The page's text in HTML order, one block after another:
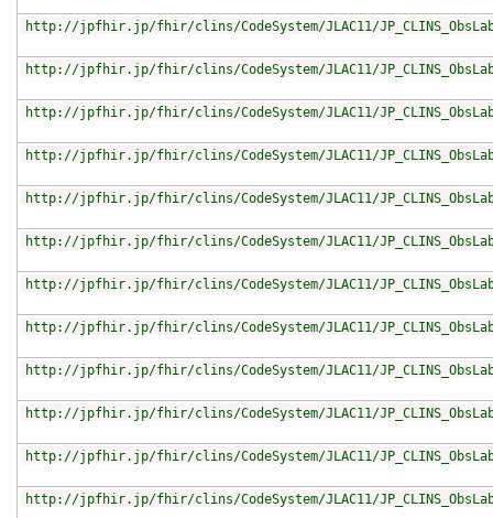
http://jpfhir.jp/fhir/clins/CodeSystem/JLAC11/
http://jpfhir.jp/fhir/clins/CodeSystem/JLAC11/
http://jpfhir.jp/fhir/clins/CodeSystem/JLAC11/
http://jpfhir.jp/fhir/clins/CodeSystem/JLAC11/
http://jpfhir.jp/fhir/clins/CodeSystem/JLAC11/
http://jpfhir.jp/fhir/clins/CodeSystem/JLAC11/
http://jpfhir.jp/fhir/clins/CodeSystem/JLAC11/
http://jpfhir.jp/fhir/clins/CodeSystem/JLAC11/
http://jpfhir.jp/fhir/clins/CodeSystem/JLAC11/
http://jpfhir.jp/fhir/clins/CodeSystem/JLAC11/
http://jpfhir.jp/fhir/clins/CodeSystem/JLAC11/
http://jpfhir.jp/fhir/clins/CodeSystem/JLAC11/